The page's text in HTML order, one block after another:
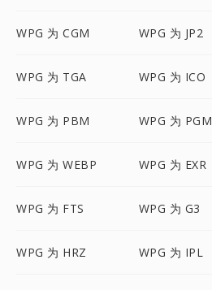
WPG 为 CGM WPG 为 JP2
WPG 为 TGA WPG 为 ICO
WPG 为 PBM WPG 为 PGM
WPG 为 WEBP WPG 为 EXR
WPG 为 FTS WPG 为 G3
WPG 为 HRZ WPG 为 IPL